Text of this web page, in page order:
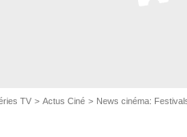
TV Actus Ciné News cinéma: